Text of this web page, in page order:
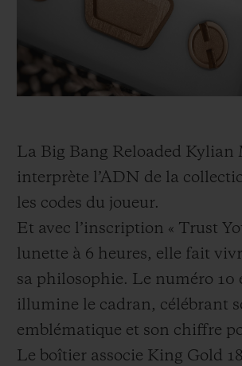
La Big Bang Reloaded Kylian
interprète l’ADN de la
les codes du joueur.
Et avec l’inscription « Trust
lunette à 6 heures, elle fait
sa philosophie. Le numéro 10
illumine le cadran, célébrant
emblématique et son chiffre
Le boîtier associe King Gold